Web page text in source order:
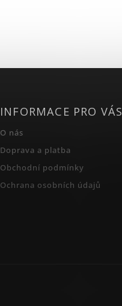
INFORMACE PRO VÁS
O nás
Doprava a platba
Obchodní podmínky
Ochrana osobních údajů